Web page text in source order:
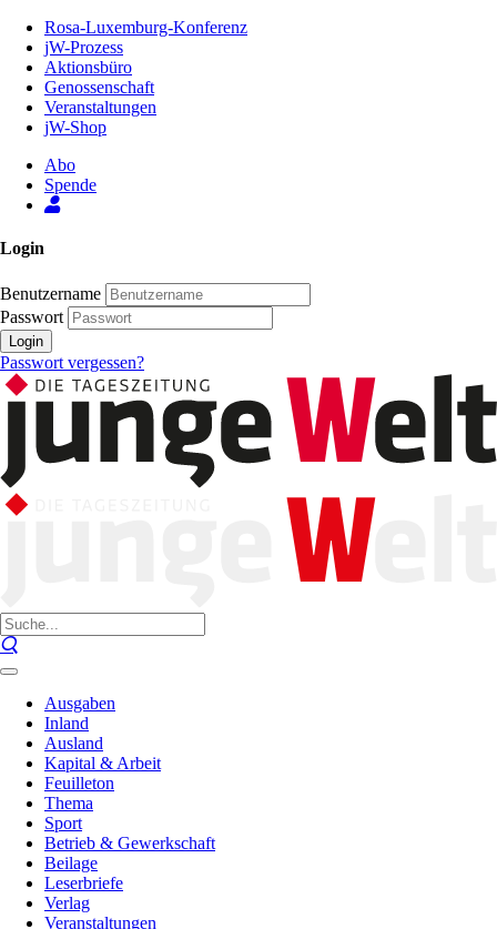
Inhalt
Seite
Rosa-Luxemburg-Konferenz
jW-Prozess
Aktionsbüro
Genossenschaft
Veranstaltungen
jW-Shop
Abo
Spende
Login
Benutzername
Passwort
Login
Passwort vergessen?
Ausgaben
Inland
Ausland
Kapital & Arbeit
Feuilleton
Thema
Sport
Betrieb & Gewerkschaft
Beilage
Leserbriefe
Verlag
Veranstaltungen